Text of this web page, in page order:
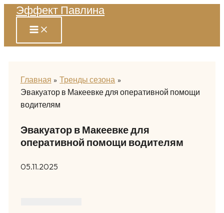
Перейти
содержимому
Эффект Павлина
Главная
Тренды сезона
Эвакуатор в Макеевке для оперативной помощи
водителям
Эвакуатор в Макеевке для
оперативной помощи водителям
05.11.2025